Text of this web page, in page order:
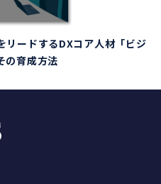
リードするDXコア人材「ビジ
の育成方法